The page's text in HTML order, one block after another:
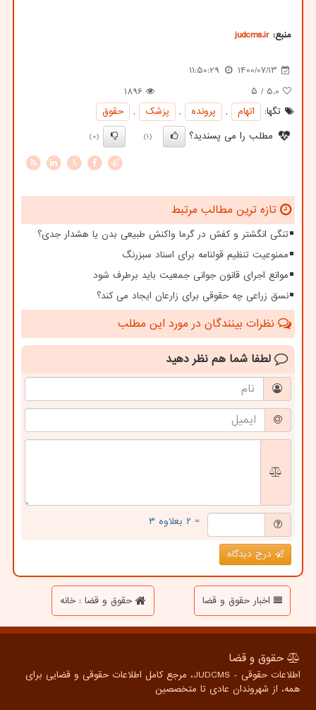
منبع: judcms.ir
1400/07/13
11:50:29
5.0 / ۵
1896
تگها:
اتهام , پرونده , پزشك ,
حقوق
مطلب را می پسندید؟
(1)
(0)
X
تازه ترین مطالب مرتبط
تنگی انگشتر و کفش در گرما واکنش طبیعی بدن یا هشدار جدی؟
ممنوعیت تنظیم قولنامه برای اسناد سبزرنگ
موانع اجرای قانون جوانی جمعیت باید برطرف شود
نسق زراعی چه حقوقی برای زارعان ایجاد می کند؟
نظرات بینندگان در مورد این مطلب
لطفا شما هم نظر دهید
= ۲ بعلاوه ۳
درج دیدگاه
اخبار حقوق و قضا حقوق و قضا : خانه
حقوق و قضا
اطلاعات حقوقی - JUDCMS، مرجع کامل اطلاعات حقوقی و قضایی برای
همه، از شهروندان عادی تا متخصصین